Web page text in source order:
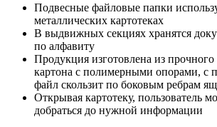
Подвесные файловые папки
металлических картотеках
В выдвижных секциях хранятся
по алфавиту
Продукция изготовлена из
картона с полимерными опорами, с
файл скользит по боковым ребрам
Открывая картотеку, пользователь
добраться до нужной информации